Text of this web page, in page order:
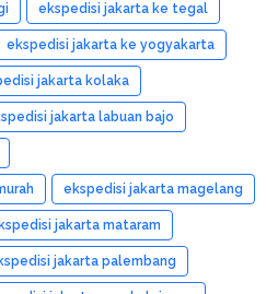
ekspedisi jakarta ke tegal
ekspedisi jakarta ke yogyakarta
jakarta kolaka
jakarta labuan bajo
ekspedisi jakarta magelang
jakarta mataram
jakarta palembang